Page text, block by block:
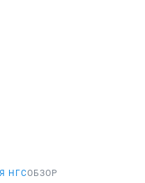
НГСОБЗОР